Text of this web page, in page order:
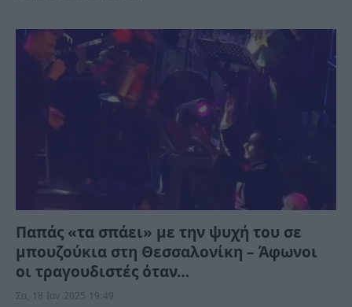
Παπάς «τα σπάει» με την ψυχή του σε
μπουζούκια στη Θεσσαλονίκη – Άφωνοι
οι τραγουδιστές όταν…
Σα, 18 Ιαν 2025 19:49